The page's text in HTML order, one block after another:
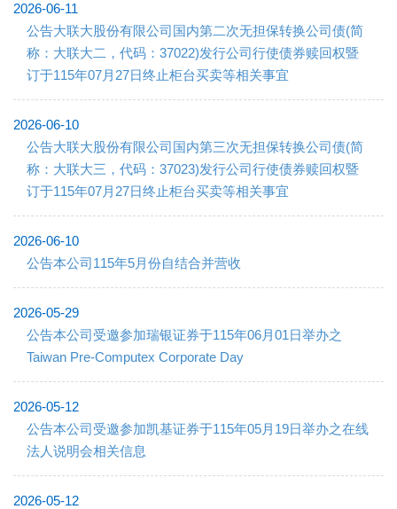
2026-06-11
公告大联大股份有限公司国内第二次无担保转换公司债(简
称：大联大二，代码：37022)发行公司行使债券赎回权暨
订于115年07月27日终止柜台买卖等相关事宜
2026-06-10
公告大联大股份有限公司国内第三次无担保转换公司债(简
称：大联大三，代码：37023)发行公司行使债券赎回权暨
订于115年07月27日终止柜台买卖等相关事宜
2026-06-10
公告本公司115年5月份自结合并营收
2026-05-29
公告本公司受邀参加瑞银证券于115年06月01日举办之
Taiwan Pre-Computex Corporate Day
2026-05-12
公告本公司受邀参加凯基证券于115年05月19日举办之在线
法人说明会相关信息
2026-05-12